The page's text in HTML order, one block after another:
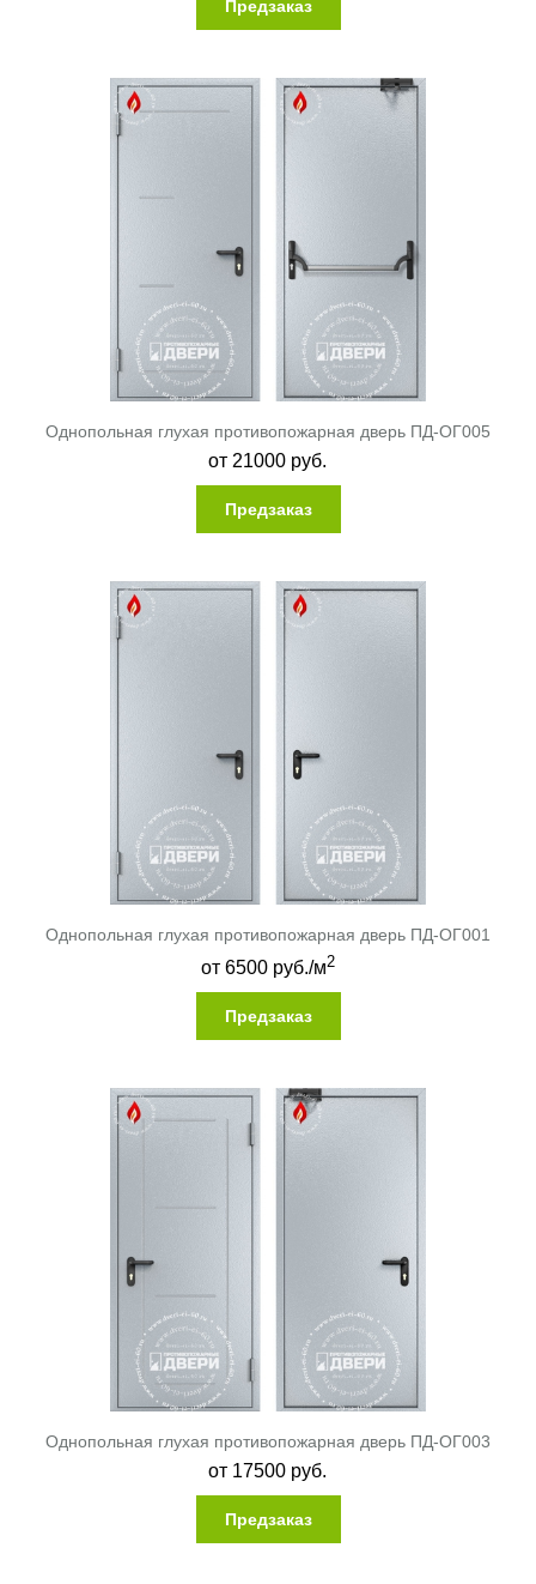
Вас время по любому, предложенному на сайте, каналу
Предзаказ
Однопольная глухая противопожарная дверь ПД-ОГ005
от 21000 руб.
Предзаказ
Однопольная глухая противопожарная дверь ПД-ОГ001
от 6500руб./м2
Предзаказ
Однопольная глухая противопожарная дверь ПД-ОГ003
от 17500 руб.
Предзаказ